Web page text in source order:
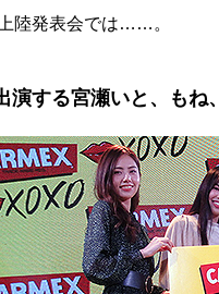
陸発表会では……。
演する宮瀬いと、もね